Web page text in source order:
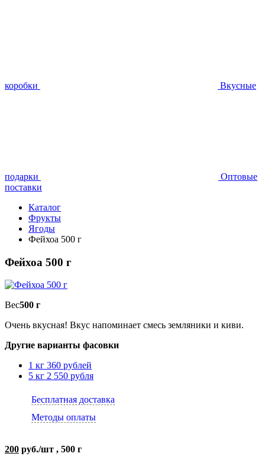
коробки Вкусные
подарки
Оптовые
поставки
Каталог
Фрукты
Ягоды
Фейхоа 500 г
Фейхоа 500 г
Вес500 г
Очень вкусная! Вкус напоминает смесь земляники и киви.
Другие варианты фасовки
1 кг 360 рублей
5 кг 2 550 рубля
Бесплатная доставка
Методы оплаты
200 руб./шт , 500 г